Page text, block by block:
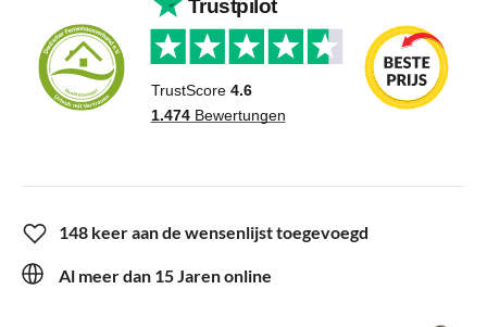
148 keer aan de wensenlijst toegevoegd
Al meer dan 15 Jaren online